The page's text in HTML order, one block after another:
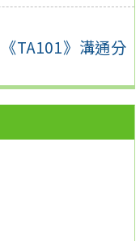
TA101》溝通分